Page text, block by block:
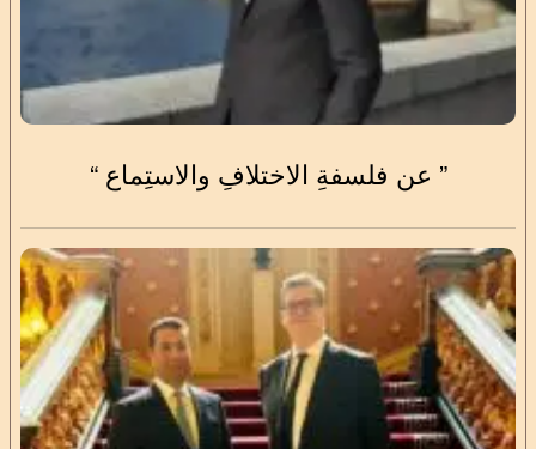
” عن فلسفةِ الاختلافِ والاستِماع “